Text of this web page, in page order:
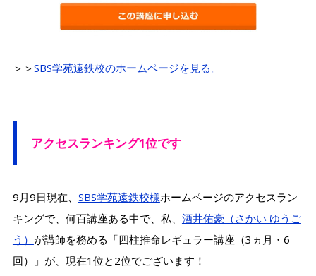
＞＞ SBS学苑遠鉄校のホームページを見る。
アクセスランキング1位です
9月9日現在、 SBS学苑遠鉄校様ホームページのアクセスラン
キングで、何百講座ある中で、私、 酒井佑豪（さかい ゆうご
う） が講師を務める「四柱推命レギュラー講座（3ヵ月・6
回）」が、現在1位と2位でございます！